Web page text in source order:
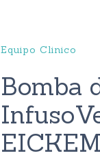
Equipo Clinico
Bomba